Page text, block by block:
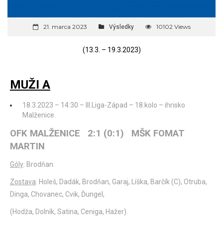
21. marca 2023 Výsledky 10102 Views
(13.3. – 19.3.2023)
MUŽI A
18.3.2023 – 14:30 – III.Liga-Západ – 18.kolo – ihrisko
Malženice.
OFK MALŽENICE 2:1 (0:1) MŠK FOMAT
MARTIN
Góly: Brodňan.
Zostava: Holeš, Dadák, Brodňan, Garaj, Líška, Barčík (C), Otruba,
Dinga, Chovanec, Cvik, Ďungel,
(Hodža, Dolník, Satina, Ceniga, Hažer).